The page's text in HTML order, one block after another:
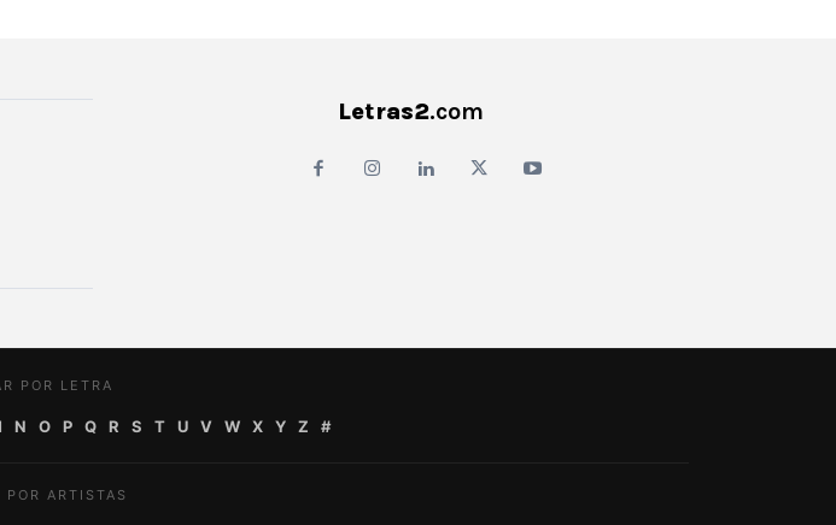
Letras2.com
POR LETRA
N O P Q R S T U V W X Y Z #
POR ARTISTAS